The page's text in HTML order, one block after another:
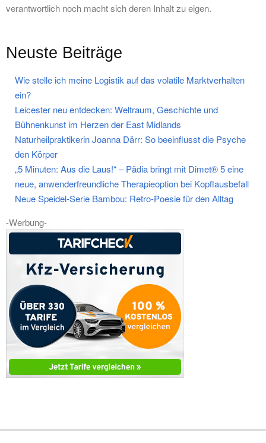
verantwortlich noch macht sich deren Inhalt zu eigen.
Neuste Beiträge
Wie stelle ich meine Logistik auf das volatile Marktverhalten
ein?
Leicester neu entdecken: Weltraum, Geschichte und
Bühnenkunst im Herzen der East Midlands
Naturheilpraktikerin Joanna Därr: So beeinflusst die Psyche
den Körper
„5 Minuten: Aus die Laus!“ – Pädia bringt mit Dimet® 5 eine
neue, anwenderfreundliche Therapieoption bei Kopflausbefall
Neue Speidel-Serie Bambou: Retro-Poesie für den Alltag
-Werbung-